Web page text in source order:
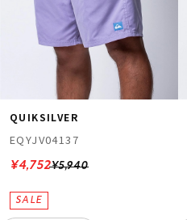
QUIKSILVER
EQYJV04137
¥5,940
¥4,752